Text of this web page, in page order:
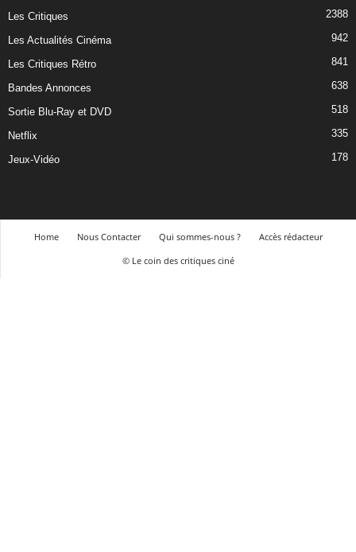
Les Critiques 2388
Les Actualités Cinéma 942
Les Critiques Rétro 841
Bandes Annonces 638
Sortie Blu-Ray et DVD 518
Netflix 335
Jeux-Vidéo 178
Home Nous Contacter Qui sommes-nous ?
Accès rédacteur
© Le coin des critiques ciné